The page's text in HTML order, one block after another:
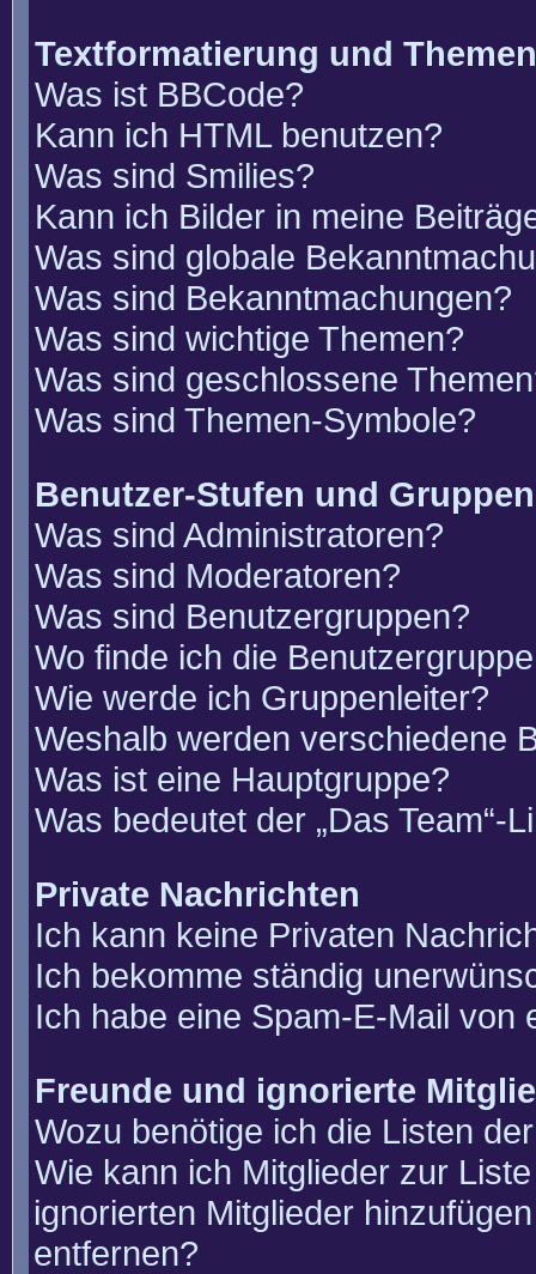
Textformatierung und
Was ist BBCode?
Kann ich HTML benutzen?
Was sind Smilies?
Kann ich Bilder in meine
Was sind globale
Was sind Bekanntmachungen?
Was sind wichtige Themen?
Was sind geschlossene
Was sind Themen-Symbole?
Benutzer-Stufen und Gruppen
Was sind Administratoren?
Was sind Moderatoren?
Was sind Benutzergruppen?
Wo finde ich die
Wie werde ich Gruppenleiter?
Weshalb werden verschiedene
Was ist eine Hauptgruppe?
Was bedeutet der „Das Team“-
Private Nachrichten
Ich kann keine Privaten
Ich bekomme ständig
Ich habe eine Spam-E-Mail von
Freunde und ignorierte
Wozu benötige ich die Listen
Wie kann ich Mitglieder zur
ignorierten Mitglieder
entfernen?